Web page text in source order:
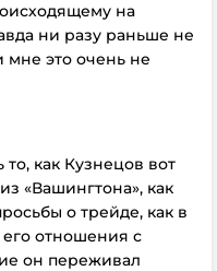
на
ни разу раньше не
мне это очень не
то, как Кузнецов вот
«Вашингтона», как
о трейде, как в
отношения с
он переживал